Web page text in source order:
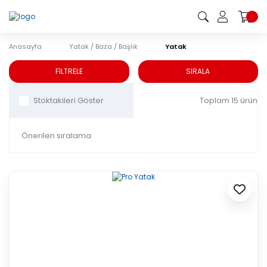
Anasayfa Yatak / Baza / Başlık Yatak
YatakFİLTRELE SIRALA
Toplam 15 ürün